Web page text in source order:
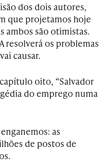
dos dois autores,
que projetamos hoje
ambos são otimistas.
resolverá os problemas
causar.
oito, “Salvador
do emprego numa
as
de postos de